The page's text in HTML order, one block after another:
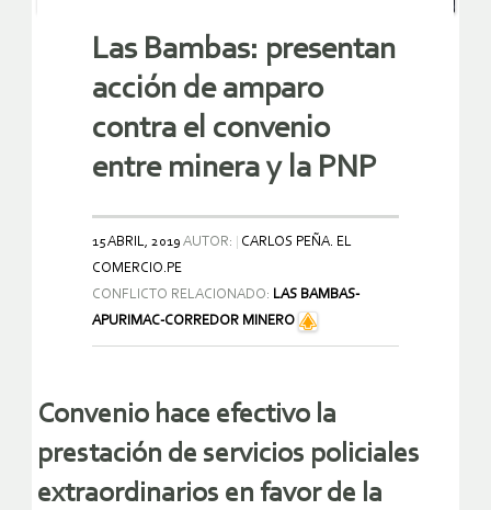
Las Bambas: presentan
acción de amparo
contra el convenio
entre minera y la PNP
15 ABRIL, 2019 AUTOR:
CARLOS PEÑA. EL
COMERCIO.PE
CONFLICTO RELACIONADO: LAS BAMBAS-
APURIMAC-CORREDOR MINERO
Convenio hace efectivo la
prestación de servicios policiales
extraordinarios en favor de la